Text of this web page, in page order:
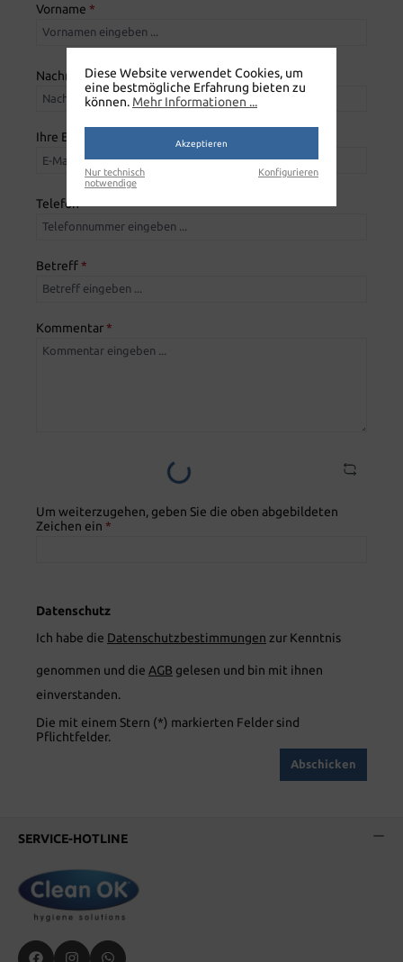
Vorname *
Nachname*
Ihre E-Mail-Adresse
Telefon*
Betreff*
Kommentar*
Loading...
Um weiterzugehen, geben Sie die oben abgebildeten
Zeichen ein *
Datenschutz
Ich habe die Datenschutzbestimmungen zur Kenntnis
genommen und die AGB gelesen und bin mit ihnen
einverstanden.
Die mit einem Stern (*) markierten Felder sind
Pflichtfelder.
Abschicken
SERVICE-HOTLINE
Diese Website verwendet Cookies, um
eine bestmögliche Erfahrung bieten zu
können. Mehr Informationen ...
Akzeptieren
Nur technisch
notwendige
Konfigurieren